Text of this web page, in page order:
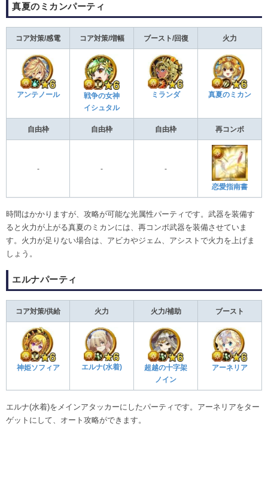
真夏のミカンパーティ
コア対策/感電 コア対策/増幅 ブースト/回復 火力
アンテノール
戦争の女神
イシュタル
ミランダ 真夏のミカン
自由枠 自由枠 自由枠 再コンボ
- - -
恋愛指南書
時間はかかりますが、攻略が可能な光属性パーティです。武器を装備す
ると火力が上がる真夏のミカンには、再コンボ武器を装備させていま
す。火力が足りない場合は、アビカやジェム、アシストで火力を上げま
しょう。
エルナパーティ
コア対策/供給 火力 火力/補助 ブースト
神姫ソフィア エルナ(水着)
超越の十字架
ノイン
アーネリア
エルナ(水着)をメインアタッカーにしたパーティです。アーネリアをター
ゲットにして、オート攻略ができます。